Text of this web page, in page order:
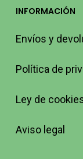
INFORMACIÓN
Envíos y
Política de
Ley de
Aviso legal